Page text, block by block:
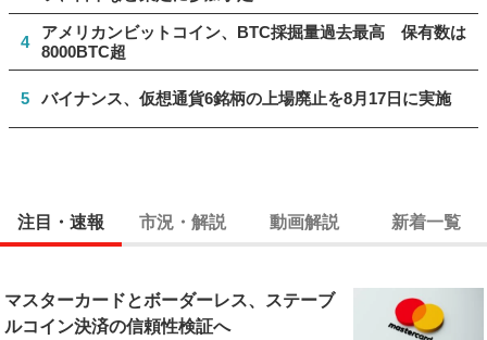
4
アメリカンビットコイン、BTC採掘量過去最高 保有数は
8000BTC超
5 バイナンス、仮想通貨6銘柄の上場廃止を8月17日に実施
注目・速報 市況・解説 動画解説 新着一覧
マスターカードとボーダーレス、ステーブ
ルコイン決済の信頼性検証へ